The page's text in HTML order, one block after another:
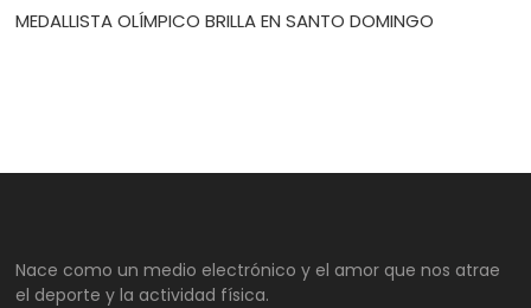
MEDALLISTA OLÍMPICO BRILLA EN SANTO DOMINGO
Nace como un medio electrónico y el amor que nos atrae
el deporte y la actividad física.